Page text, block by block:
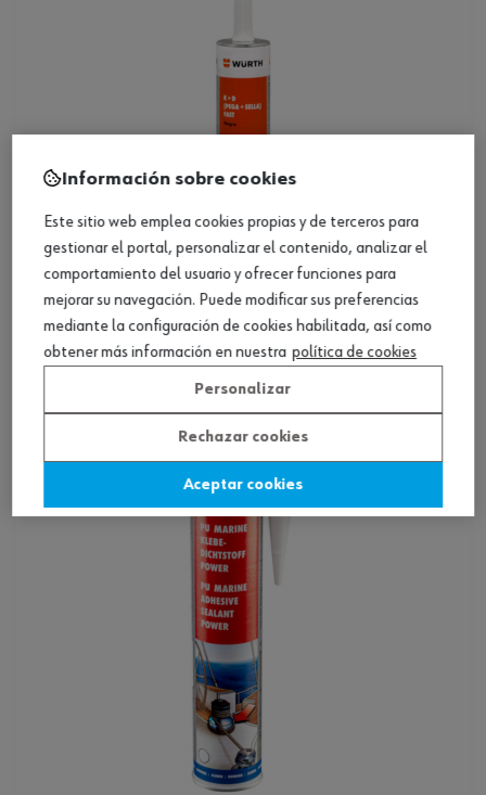
Adhesivo estructural Bond and Seal Fast
Ver producto
Información sobre cookies
Este sitio web emplea cookies propias y de terceros para
gestionar el portal, personalizar el contenido, analizar el
comportamiento del usuario y ofrecer funciones para
mejorar su navegación. Puede modificar sus preferencias
mediante la configuración de cookies habilitada, así como
obtener más información en nuestra política de cookies
Personalizar
Rechazar cookies
Aceptar cookies